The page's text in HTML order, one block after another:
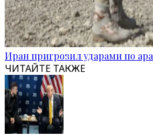
Иран пригрозил ударами по
ЧИТАЙТЕ ТАКЖЕ